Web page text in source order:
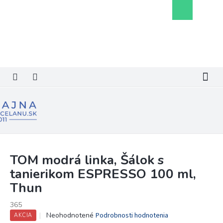
košík
TOM modrá linka, Šálok s
tanierikom ESPRESSO 100 ml,
Thun
365
AKCIA
Priemerné
Neohodnotené Podrobnosti hodnotenia